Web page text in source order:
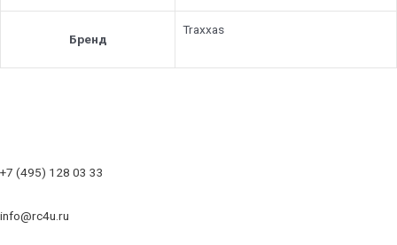
Бренд
Traxxas
+7 (495) 128 03 33
info@rc4u.ru